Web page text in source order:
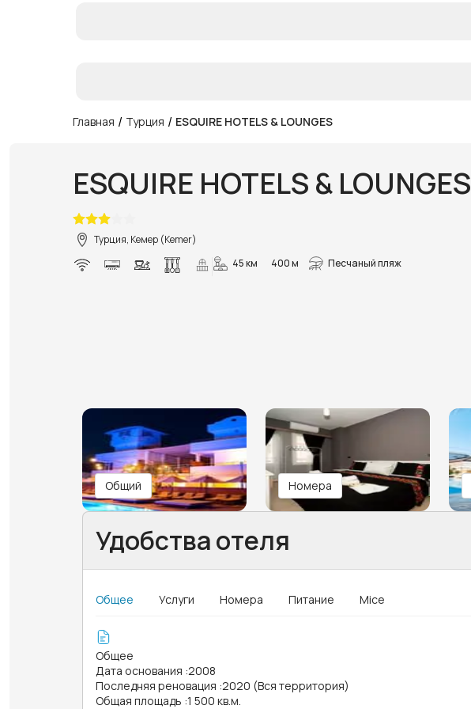
Главная / Турция / ESQUIRE HOTELS & LOUNGES
ESQUIRE HOTELS & LOUNGES
Турция, Кемер (Kemer)
45 км
400 м Песчаный пляж
Общий Номера
Удобства отеля
Общее Услуги Номера Питание Mice
Общее
Дата основания :2008
Последняя реновация :2020 (Вся территория)
Общая площадь :1 500 кв.м.